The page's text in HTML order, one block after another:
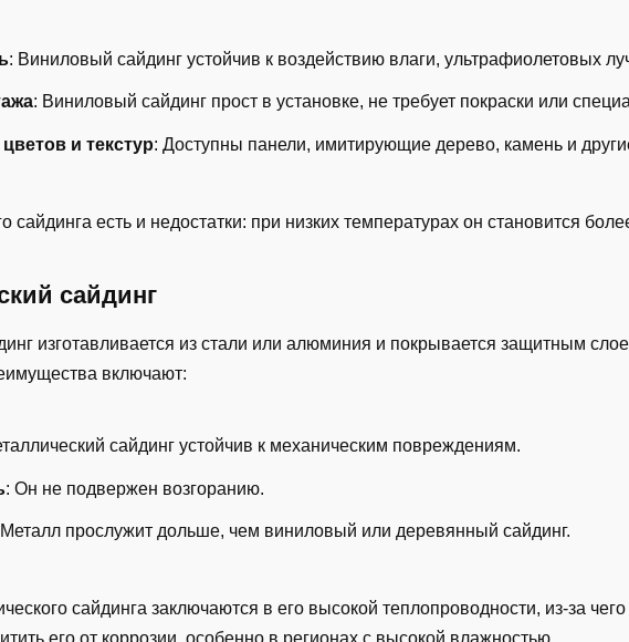
: Виниловый сайдинг устойчив к воздействию влаги, ультрафиолетовых
: Виниловый сайдинг прост в установке, не требует покраски или
и текстур: Доступны панели, имитирующие дерево, камень и
сайдинга есть и недостатки: при низких температурах он становится
сайдинг
изготавливается из стали или алюминия и покрывается защитным
включают:
сайдинг устойчив к механическим повреждениям.
: Он не подвержен возгоранию.
прослужит дольше, чем виниловый или деревянный сайдинг.
сайдинга заключаются в его высокой теплопроводности, из-за
его от коррозии, особенно в регионах с высокой влажностью.